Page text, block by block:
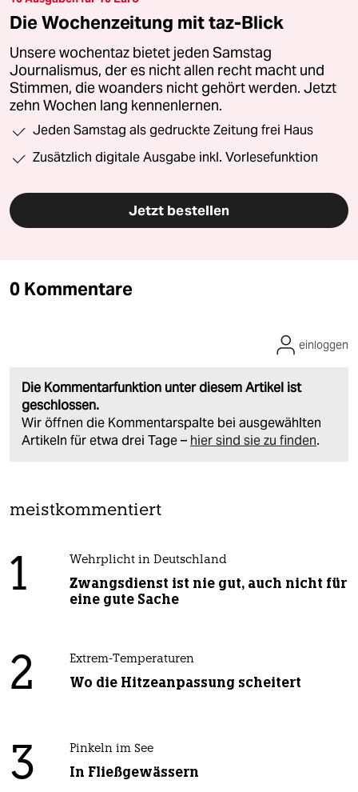
Die Wochenzeitung mit taz-Blick
Unsere wochentaz bietet jeden Samstag
Journalismus, der es nicht allen recht macht und
Stimmen, die woanders nicht gehört werden. Jetzt
zehn Wochen lang kennenlernen.
Jeden Samstag als gedruckte Zeitung frei Haus
Zusätzlich digitale Ausgabe inkl. Vorlesefunktion
Jetzt bestellen
0 Kommentare
Die Kommentarfunktion unter diesem Artikel ist
geschlossen.
Wir öffnen die Kommentarspalte bei ausgewählten
Artikeln für etwa drei Tage – hier sind sie zu finden.
einloggen
meistkommentiert
1 Wehrplicht in Deutschland
Zwangsdienst ist nie gut, auch nicht für
eine gute Sache
2 Extrem-Temperaturen
Wo die Hitzeanpassung scheitert
3 Pinkeln im See
In Fließgewässern